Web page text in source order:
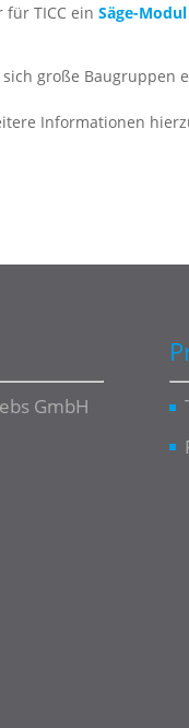
für TICC einSäge-Modul
sich große Baugruppen
Informationen
GmbH